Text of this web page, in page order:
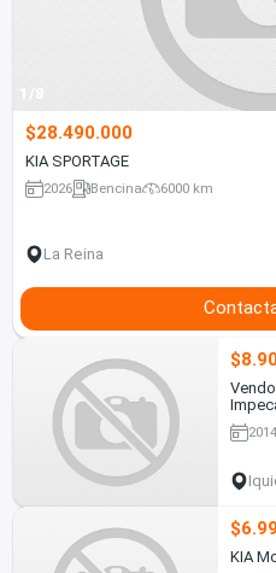
1/8
$28.490.000
KIA SPORTAGE
2026 Bencina 6000 km
La Reina
2014
KIA